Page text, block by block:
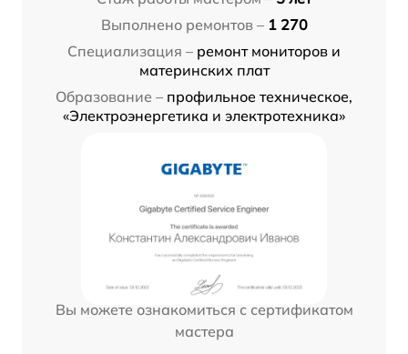
Выполнено ремонтов – 1 270
Специализация – ремонт мониторов и
материнских плат
Образование – профильное техническое,
«Электроэнергетика и электротехника»
Вы можете ознакомиться с сертификатом
мастера